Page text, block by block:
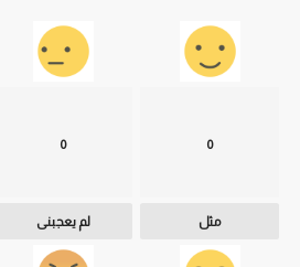
0
مثل
0
لم يعجبنى